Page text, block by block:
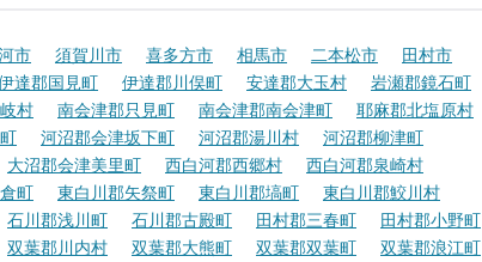
市 須賀川市 喜多方市 相馬市 二本松市
田村市
達郡国見町 伊達郡川俣町 安達郡大玉村
岩瀬郡鏡石町
村 南会津郡只見町 南会津郡南会津町
耶麻郡北塩原村
河沼郡会津坂下町 河沼郡湯川村
河沼郡柳津町
大沼郡会津美里町 西白河郡西郷村
西白河郡泉崎村
町 東白川郡矢祭町 東白川郡塙町
東白川郡鮫川村
石川郡浅川町 石川郡古殿町 田村郡三春町
田村郡小野町
双葉郡川内村 双葉郡大熊町 双葉郡双葉町
双葉郡浪江町